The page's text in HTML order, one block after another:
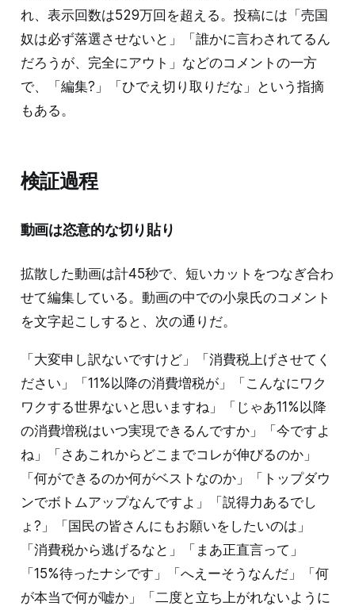
れ、表示回数は529万回を超える。投稿には「売国
奴は必ず落選させないと」「誰かに言わされてるん
だろうが、完全にアウト」などのコメントの一方
で、「編集?」「ひでえ切り取りだな」という指摘
もある。
検証過程
動画は恣意的な切り貼り
拡散した動画は計45秒で、短いカットをつなぎ合わ
せて編集している。動画の中での小泉氏のコメント
を文字起こしすると、次の通りだ。
「大変申し訳ないですけど」「消費税上げさせてく
ださい」「11%以降の消費増税が」「こんなにワク
ワクする世界ないと思いますね」「じゃあ11%以降
の消費増税はいつ実現できるんですか」「今ですよ
ね」「さあこれからどこまでコレが伸びるのか」
「何ができるのか何がベストなのか」「トップダウ
ンでボトムアップなんですよ」「説得力あるでし
ょ?」「国民の皆さんにもお願いをしたいのは」
「消費税から逃げるなと」「まあ正直言って」
「15%待ったナシです」「へえーそうなんだ」「何
が本当で何が嘘か」「二度と立ち上がれないように